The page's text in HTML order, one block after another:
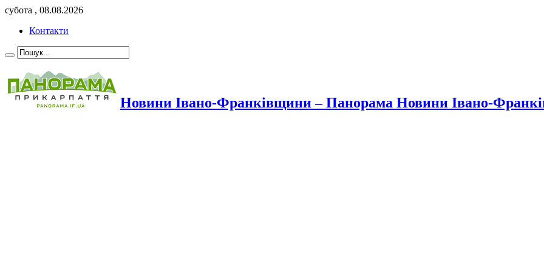
субота , 08.08.2026
Контакти
Новини Івано-Франківщини – Панорама Новини Івано-